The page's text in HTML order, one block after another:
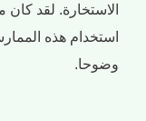
الاستخارة. لقد كان
استخدام هذه
وضوحا.